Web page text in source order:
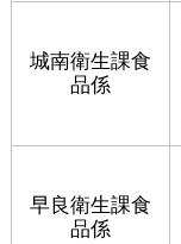
城南衛生課食
品係
早良衛生課食
品係